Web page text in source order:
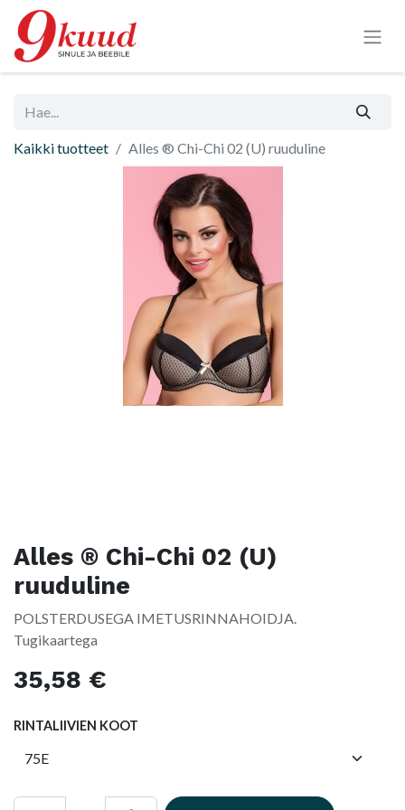
Kaikki tuotteet Alles ® Chi-Chi 02 (U) ruuduline
Alles ® Chi-Chi 02 (U)
ruuduline
POLSTERDUSEGA IMETUSRINNAHOIDJA.
Tugikaartega
35,58 €
RINTALIIVIEN KOOT